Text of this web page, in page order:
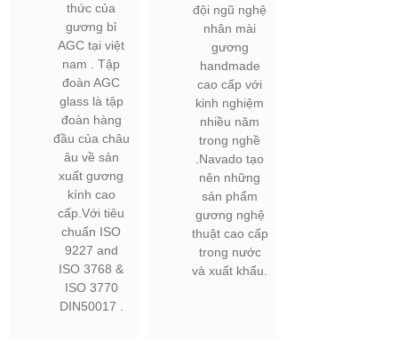
thức của
gương bỉ
AGC tại việt
nam . Tập
đoàn AGC
glass là tập
đoàn hàng
đầu của châu
âu về sản
xuất gương
kính cao
cấp.Với tiêu
chuẩn ISO
9227 and
ISO 3768 &
ISO 3770
DIN50017 .
đội ngũ nghệ
nhân mài
gương
handmade
cao cấp với
kinh nghiệm
nhiều năm
trong nghề
.Navado tạo
nên những
sản phẩm
gương nghệ
thuật cao cấp
trong nước
và xuất khẩu.